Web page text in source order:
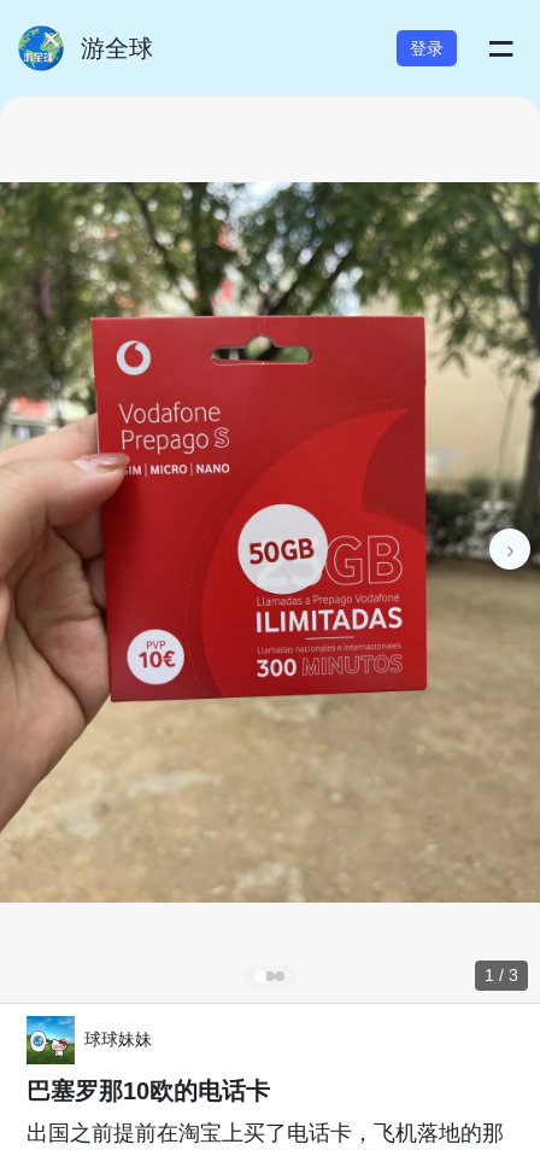
游全球 登录 =
›
1 / 3
球球妹妹
巴塞罗那10欧的电话卡
出国之前提前在淘宝上买了电话卡，飞机落地的那